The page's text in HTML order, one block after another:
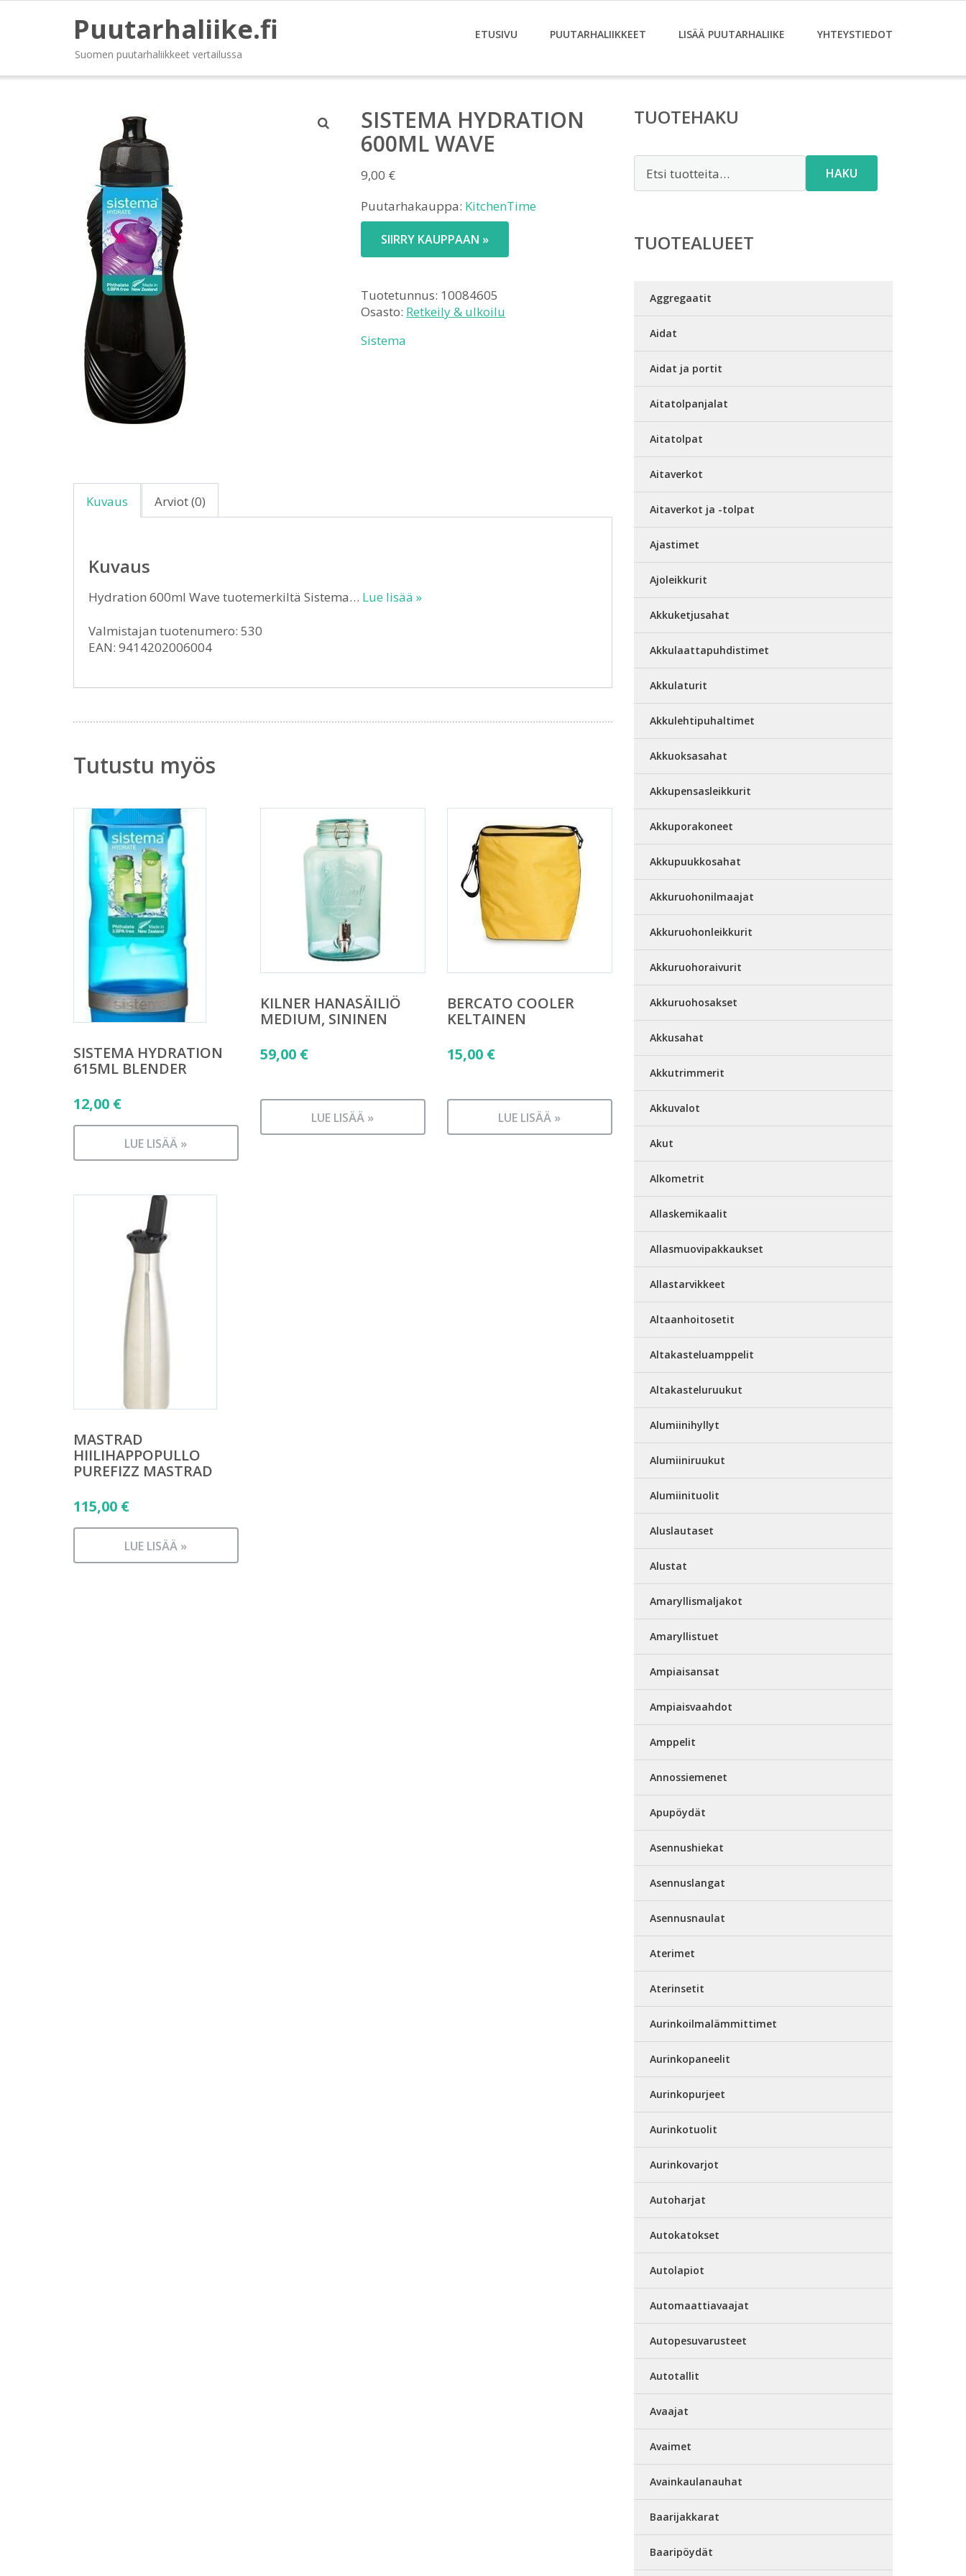
Puutarhaliike.fi
Suomen puutarhaliikkeet vertailussa
ETUSIVU PUUTARHALIIKKEET LISÄÄ PUUTARHALIIKE YHTEYSTIEDOT
SISTEMA HYDRATION
600ML WAVE
9,00 €
Puutarhakauppa: KitchenTime
SIIRRY KAUPPAAN »
Tuotetunnus: 10084605
Osasto: Retkeily & ulkoilu
Sistema
Kuvaus Arviot (0)
Kuvaus
Hydration 600ml Wave tuotemerkiltä Sistema… Lue lisää »
Valmistajan tuotenumero: 530
EAN: 9414202006004
Tutustu myös
SISTEMA HYDRATION
615ML BLENDER
12,00 €
LUE LISÄÄ »
KILNER HANASÄILIÖ
MEDIUM, SININEN
59,00 €
LUE LISÄÄ »
BERCATO COOLER
KELTAINEN
15,00 €
LUE LISÄÄ »
MASTRAD
HIILIHAPPOPULLO
PUREFIZZ MASTRAD
115,00 €
LUE LISÄÄ »
TUOTEHAKU
HAKU
TUOTEALUEET
Aggregaatit
Aidat
Aidat ja portit
Aitatolpanjalat
Aitatolpat
Aitaverkot
Aitaverkot ja -tolpat
Ajastimet
Ajoleikkurit
Akkuketjusahat
Akkulaattapuhdistimet
Akkulaturit
Akkulehtipuhaltimet
Akkuoksasahat
Akkupensasleikkurit
Akkuporakoneet
Akkupuukkosahat
Akkuruohonilmaajat
Akkuruohonleikkurit
Akkuruohoraivurit
Akkuruohosakset
Akkusahat
Akkutrimmerit
Akkuvalot
Akut
Alkometrit
Allaskemikaalit
Allasmuovipakkaukset
Allastarvikkeet
Altaanhoitosetit
Altakasteluamppelit
Altakasteluruukut
Alumiinihyllyt
Alumiiniruukut
Alumiinituolit
Aluslautaset
Alustat
Amaryllismaljakot
Amaryllistuet
Ampiaisansat
Ampiaisvaahdot
Amppelit
Annossiemenet
Apupöydät
Asennushiekat
Asennuslangat
Asennusnaulat
Aterimet
Aterinsetit
Aurinkoilmalämmittimet
Aurinkopaneelit
Aurinkopurjeet
Aurinkotuolit
Aurinkovarjot
Autoharjat
Autokatokset
Autolapiot
Automaattiavaajat
Autopesuvarusteet
Autotallit
Avaajat
Avaimet
Avainkaulanauhat
Baarijakkarat
Baaripöydät